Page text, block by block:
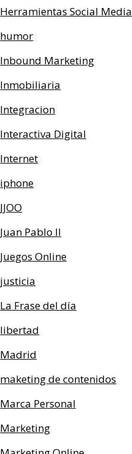
Herramientas Social Media
humor
Inbound Marketing
Inmobiliaria
Integracion
Interactiva Digital
Internet
iphone
JJOO
Juan Pablo II
Juegos Online
justicia
La Frase del día
libertad
Madrid
maketing de contenidos
Marca Personal
Marketing